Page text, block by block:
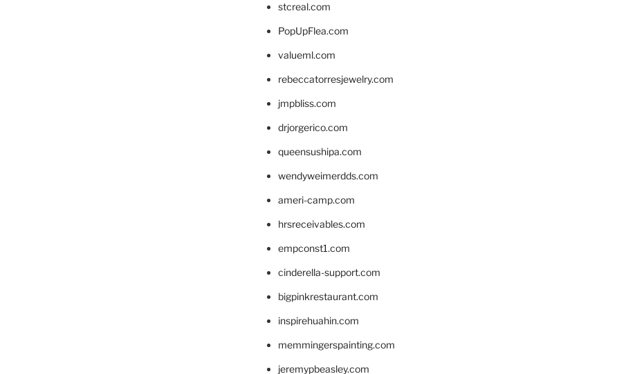
stcreal.com
PopUpFlea.com
valueml.com
rebeccatorresjewelry.com
jmpbliss.com
drjorgerico.com
queensushipa.com
wendyweimerdds.com
ameri-camp.com
hrsreceivables.com
empconst1.com
cinderella-support.com
bigpinkrestaurant.com
inspirehuahin.com
memmingerspainting.com
jeremypbeasley.com